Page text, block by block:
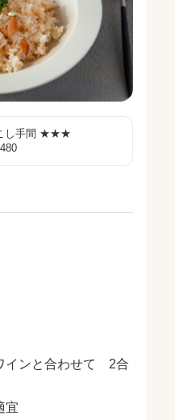
し手間 ★★★
インと合わせて 2合
宜